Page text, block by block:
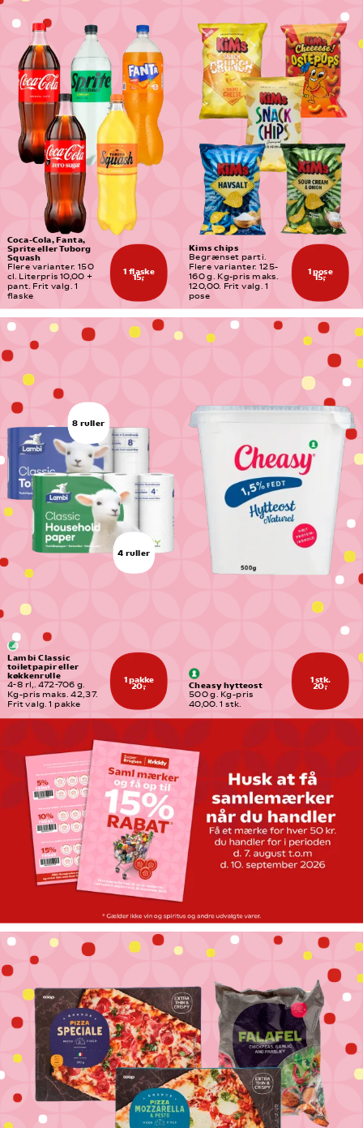
1 flaske
15,-
Coca-Cola, Fanta,
Sprite eller Tuborg
Squash
Flere varianter. 150
cl. Literpris 10,00 +
pant. Frit valg. 1
flaske
1 pose
15,-
Kims chips
Begrænset parti.
Flere varianter. 125-
160 g. Kg-pris maks.
120,00. Frit valg. 1
pose
1 pakke
20,-
Lambi Classic
toiletpapir eller
køkkenrulle
4-8 rl,. 472-706 g.
Kg-pris maks. 42,37.
Frit valg. 1 pakke
1 stk.
20,-
Cheasy hytteost
500 g. Kg-pris
40,00. 1 stk.
8 ruller
4 ruller